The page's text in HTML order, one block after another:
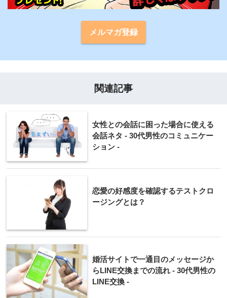
メルマガ登録
関連記事
女性との会話に困った場合に使える
会話ネタ - 30代男性のコミュニケー
ション -
恋愛の好感度を確認するテストクロ
ージングとは？
婚活サイトで一通目のメッセージか
らLINE交換までの流れ - 30代男性の
LINE交換 -